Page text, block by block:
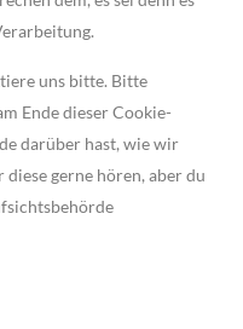
uns bitte. Bitte
Ende dieser Cookie-
darüber hast, wie wir
gerne hören, aber du